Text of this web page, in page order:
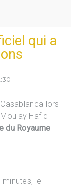
qui a
lors
Hafid
du Royaume
le